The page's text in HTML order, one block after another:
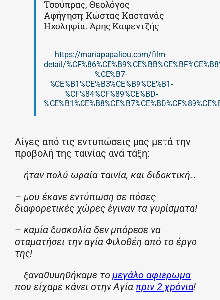
Τσούπρας, Θεολόγος
Αφήγηση: Κώστας Καστανάς
Ηχοληψία: Άρης Καφεντζής
https://mariapapaliou.com/film-
detail/
%CE%B7-
%CE%B1%CE%B3%CE%B9%CE%B1-
%CF%84%CF%89%CE%BD-
Λίγες από τις εντυπώσεις μας μετά την
προβολή της ταινίας ανά τάξη:
– ήταν πολύ ωραία ταινία, και διδακτική…
– μου έκανε εντύπωση σε πόσες
διαφορετικές χώρες έγιναν τα γυρίσματα!
– καμία δυσκολία δεν μπόρεσε να
σταματήσει την αγία Φιλοθέη από το έργο
της!
– ξαναθυμηθήκαμε το μεγάλο αφιέρωμα
που είχαμε κάνει στην Αγία πριν 2 χρόνια!